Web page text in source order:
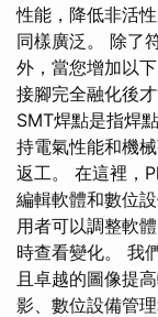
性能，降低非活
同樣廣泛。 除了
外，當您增加以
接腳完全融化後
SMT焊點是指焊
持電氣性能和機
返工。 在這裡，
編輯軟體和數位
用者可以調整軟
時查看變化。 我
且卓越的圖像提
影、數位設備管